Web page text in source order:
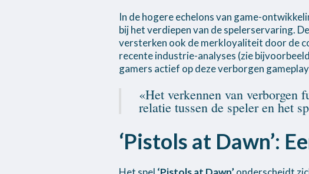
In de hogere echelons van game-
bij het verdiepen van de spelerservaring.
versterken ook de merkloyaliteit door de
recente industrie-analyses (zie
gamers actief op deze verborgen
«Het verkennen van verborgen
relatie tussen de speler en het
‘Pistols at Dawn’: